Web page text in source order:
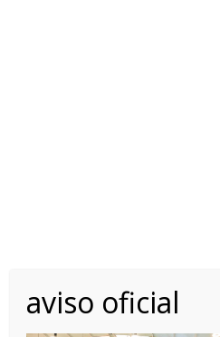
1024×683
aviso oficial